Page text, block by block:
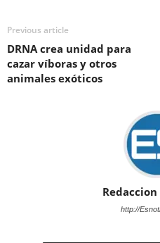
Previous article
DRNA crea unidad para
cazar víboras y otros
animales exóticos
http://